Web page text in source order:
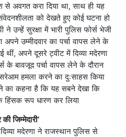
से अवगत करा दिया था, साथ ही यह
को देखते हुए कोई घटना हो
उन्हें सुरक्षा में भारी पुलिस फोर्स भेजी
अपने उम्मीदवार का पर्चा वापस लेने के
अपने दूसरे ट्वीट में दिव्या मदेरणा
के बावजूद पर्चा वापस लेने के दौरान
हमला करने का दुःसाहस किया
ने का कहना है कि यह सबने देखा कि
हिंसक रूप धारण कर लिया
जिम्मेदारी’
मदेरणा ने राजस्थान पुलिस से